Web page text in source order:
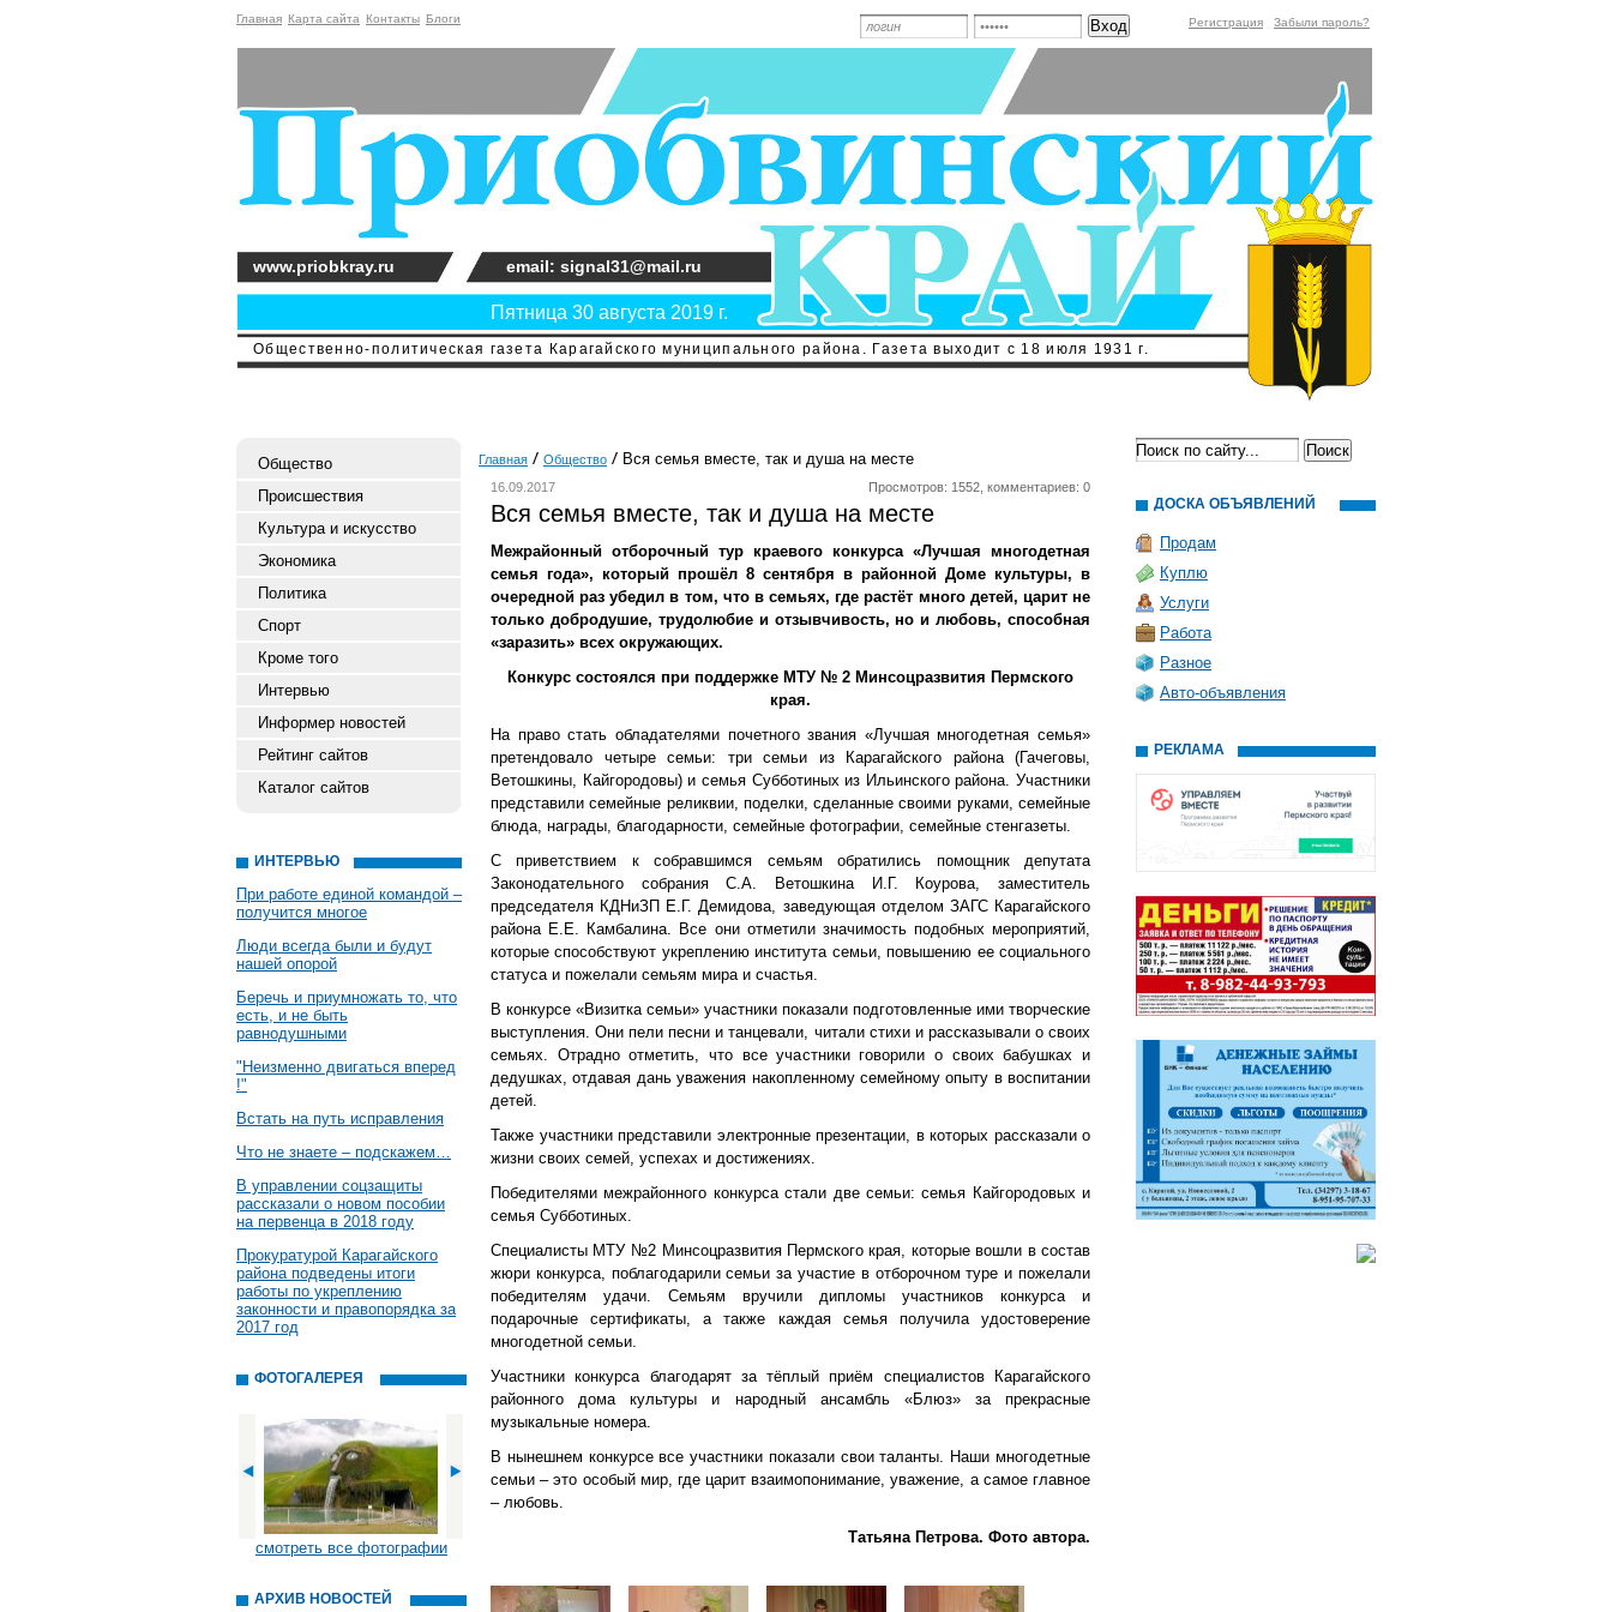
Главная Карта сайта Контакты Блоги Регистрация Забыли пароль?
Общественно-политическая газета Карагайского муниципального района. Газета выходит с 18 июля 1931 г.
Пятница 30 августа 2019 г.
www.priobkray.ru email: signal31@mail.ru
Общество
Происшествия
Культура и искусство
Экономика
Политика
Спорт
Кроме того
Интервью
Информер новостей
Рейтинг сайтов
Каталог сайтов
ИНТЕРВЬЮ
При работе единой командой –
получится многое
Люди всегда были и будут
нашей опорой
Беречь и приумножать то, что
есть, и не быть
равнодушными
"Неизменно двигаться вперед
!"
Встать на путь исправления
Что не знаете – подскажем…
В управлении соцзащиты
рассказали о новом пособии
на первенца в 2018 году
Прокуратурой Карагайского
района подведены итоги
работы по укреплению
законности и правопорядка за
2017 год
ФОТОГАЛЕРЕЯ
смотреть все фотографии
АРХИВ НОВОСТЕЙ
Главная Общество Вся семья вместе, так и душа на месте
16.09.2017 Просмотров: 1552, комментариев: 0
Вся семья вместе, так и душа на месте
Межрайонный отборочный тур краевого конкурса «Лучшая многодетная
семья года», который прошёл 8 сентября в районной Доме культуры, в
очередной раз убедил в том, что в семьях, где растёт много детей, царит не
только добродушие, трудолюбие и отзывчивость, но и любовь, способная
«заразить» всех окружающих.
Конкурс состоялся при поддержке МТУ № 2 Минсоцразвития Пермского
края.
На право стать обладателями почетного звания «Лучшая многодетная семья»
претендовало четыре семьи: три семьи из Карагайского района (Гачеговы,
Ветошкины, Кайгородовы) и семья Субботиных из Ильинского района. Участники
представили семейные реликвии, поделки, сделанные своими руками, семейные
блюда, награды, благодарности, семейные фотографии, семейные стенгазеты.
С приветствием к собравшимся семьям обратились помощник депутата
Законодательного собрания С.А. Ветошкина И.Г. Коурова, заместитель
председателя КДНиЗП Е.Г. Демидова, заведующая отделом ЗАГС Карагайского
района Е.Е. Камбалина. Все они отметили значимость подобных мероприятий,
которые способствуют укреплению института семьи, повышению ее социального
статуса и пожелали семьям мира и счастья.
В конкурсе «Визитка семьи» участники показали подготовленные ими творческие
выступления. Они пели песни и танцевали, читали стихи и рассказывали о своих
семьях. Отрадно отметить, что все участники говорили о своих бабушках и
дедушках, отдавая дань уважения накопленному семейному опыту в воспитании
детей.
Также участники представили электронные презентации, в которых рассказали о
жизни своих семей, успехах и достижениях.
Победителями межрайонного конкурса стали две семьи: семья Кайгородовых и
семья Субботиных.
Специалисты МТУ №2 Минсоцразвития Пермского края, которые вошли в состав
жюри конкурса, поблагодарили семьи за участие в отборочном туре и пожелали
победителям удачи. Семьям вручили дипломы участников конкурса и
подарочные сертификаты, а также каждая семья получила удостоверение
многодетной семьи.
Участники конкурса благодарят за тёплый приём специалистов Карагайского
районного дома культуры и народный ансамбль «Блюз» за прекрасные
музыкальные номера.
В нынешнем конкурсе все участники показали свои таланты. Наши многодетные
семьи – это особый мир, где царит взаимопонимание, уважение, а самое главное
– любовь.
Татьяна Петрова. Фото автора.
ДОСКА ОБЪЯВЛЕНИЙ
Продам
Куплю
Услуги
Работа
Разное
Авто-объявления
РЕКЛАМА